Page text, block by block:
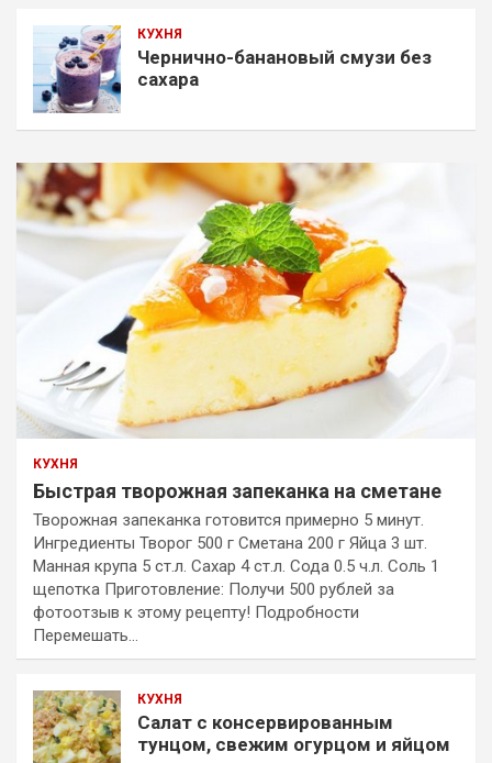
КУХНЯ
Чернично-банановый смузи без
сахара
КУХНЯ
Быстрая творожная запеканка на сметане
Творожная запеканка готовится примерно 5 минут.
Ингредиенты Творог 500 г Сметана 200 г Яйца 3 шт.
Манная крупа 5 ст.л. Сахар 4 ст.л. Сода 0.5 ч.л. Соль 1
щепотка Приготовление: Получи 500 рублей за
фотоотзыв к этому рецепту! Подробности
Перемешать…
КУХНЯ
Салат с консервированным
тунцом, свежим огурцом и яйцом